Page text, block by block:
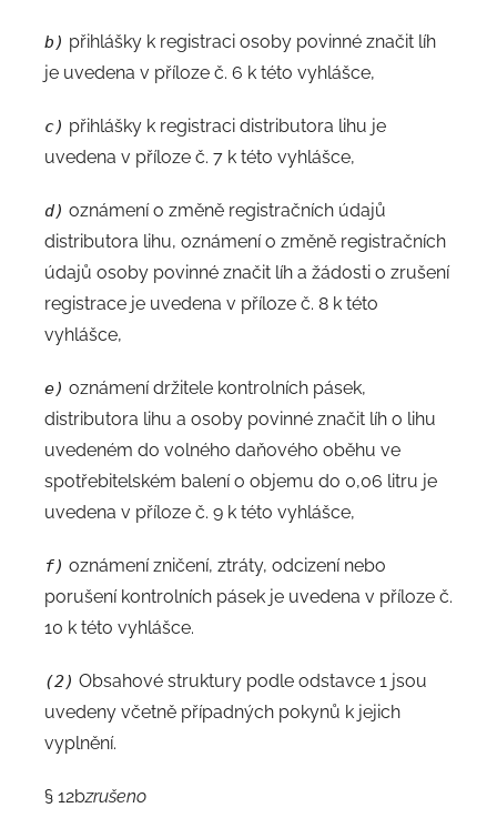
b) přihlášky k registraci osoby povinné značit líh
je uvedena v příloze č. 6 k této vyhlášce,
c) přihlášky k registraci distributora lihu je
uvedena v příloze č. 7 k této vyhlášce,
d) oznámení o změně registračních údajů
distributora lihu, oznámení o změně registračních
údajů osoby povinné značit líh a žádosti o zrušení
registrace je uvedena v příloze č. 8 k této
vyhlášce,
e) oznámení držitele kontrolních pásek,
distributora lihu a osoby povinné značit líh o lihu
uvedeném do volného daňového oběhu ve
spotřebitelském balení o objemu do 0,06 litru je
uvedena v příloze č. 9 k této vyhlášce,
f) oznámení zničení, ztráty, odcizení nebo
porušení kontrolních pásek je uvedena v příloze č.
10 k této vyhlášce.
(2) Obsahové struktury podle odstavce 1 jsou
uvedeny včetně případných pokynů k jejich
vyplnění.
§ 12bzrušeno